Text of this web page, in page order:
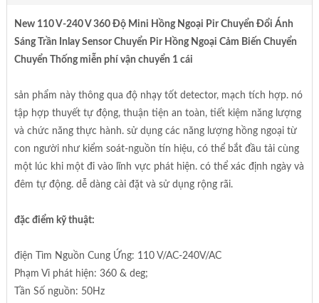
New 110 V-240 V 360 Độ Mini Hồng Ngoại Pir Chuyển Đổi Ánh
Sáng Trần Inlay Sensor Chuyển Pir Hồng Ngoại Cảm Biến Chuyển
Chuyển Thống miễn phí vận chuyển 1 cái
sản phẩm này thông qua độ nhạy tốt detector, mạch tích hợp. nó
tập hợp thuyết tự động, thuận tiện an toàn, tiết kiệm năng lượng
và chức năng thực hành. sử dụng các năng lượng hồng ngoại từ
con người như kiểm soát-nguồn tín hiệu, có thể bắt đầu tải cùng
một lúc khi một đi vào lĩnh vực phát hiện. có thể xác định ngày và
đêm tự động. dễ dàng cài đặt và sử dụng rộng rãi.
đặc điểm kỹ thuật:
điện Tìm Nguồn Cung Ứng: 110 V/AC-240V/AC
Phạm Vi phát hiện: 360 & deg;
Tần Số nguồn: 50Hz